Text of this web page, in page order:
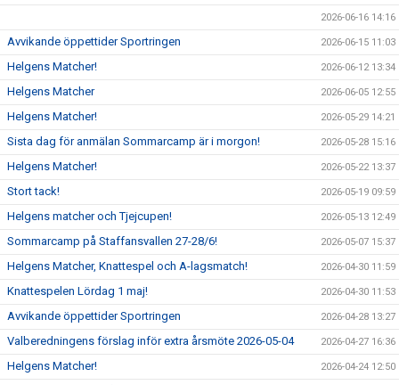
2026-06-16 14:16
Avvikande öppettider Sportringen 2026-06-15 11:03
Helgens Matcher! 2026-06-12 13:34
Helgens Matcher 2026-06-05 12:55
Helgens Matcher! 2026-05-29 14:21
Sista dag för anmälan Sommarcamp är i morgon! 2026-05-28 15:16
Helgens Matcher! 2026-05-22 13:37
Stort tack! 2026-05-19 09:59
Helgens matcher och Tjejcupen! 2026-05-13 12:49
Sommarcamp på Staffansvallen 27-28/6! 2026-05-07 15:37
Helgens Matcher, Knattespel och A-lagsmatch! 2026-04-30 11:59
Knattespelen Lördag 1 maj! 2026-04-30 11:53
Avvikande öppettider Sportringen 2026-04-28 13:27
Valberedningens förslag inför extra årsmöte 2026-05-04 2026-04-27 16:36
Helgens Matcher! 2026-04-24 12:50